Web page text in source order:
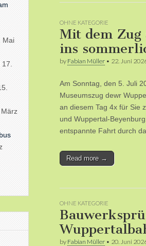
OHNE KATEGORIE
Mit dem
ins
by Fabian Müller • 22. Juni
Am Sonntag, den 5. Juli
Museumszug dewr
an diesem Tag 4x für Sie
und Wuppertal-
entspannte Fahrt durch
Read more →
OHNE KATEGORIE
by Fabian Müller • 20. Juni
Mai
17.